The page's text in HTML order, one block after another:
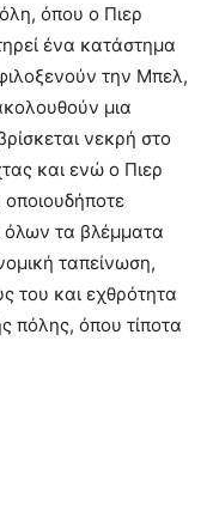
όπου ο Πιερ
ένα κατάστημα
την Μπελ,
μια
νεκρή στο
και ενώ ο Πιερ
όλων τα βλέμματα
ταπείνωση,
του και εχθρότητα
πόλης, όπου τίποτα